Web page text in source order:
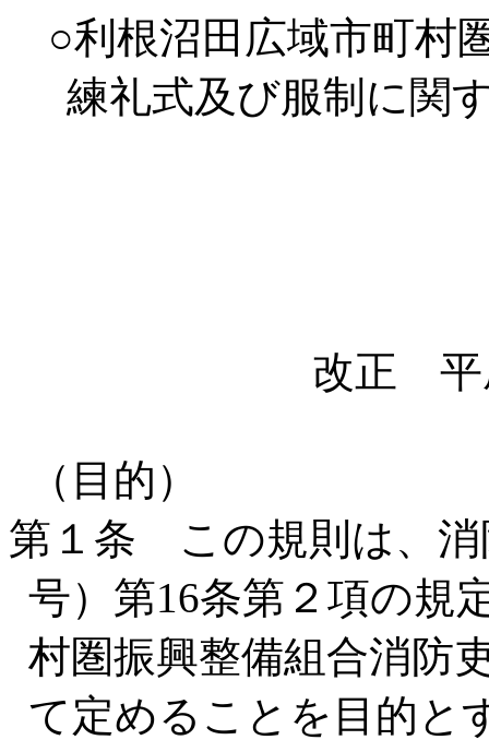
○利根沼田広域市町村
練礼式及び服制に関
改正 平
（目的）
第１条 この規則は、消
号）第16条第２項の規
村圏振興整備組合消防
て定めることを目的と